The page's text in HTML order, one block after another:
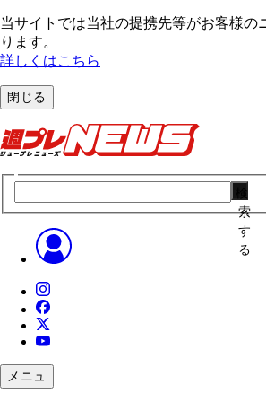
当サイトでは当社の提携先等がお客様の
ります。
詳しくはこちら
閉じる
索
す
る
メニュ